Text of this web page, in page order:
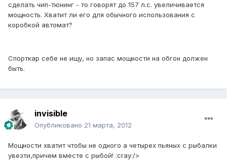
сделать чип-тюнинг - то говорят до 157 л.с. увеличивается
мощность. Хватит ли его для обычного использования с
коробкой автомат?
Спорткар себе не ищу, но запас мощности на обгон должен
быть.
invisible
Опубликовано 21 марта, 2012
Мощности хватит чтобы не одного а четырех пьяных с рыбалки
увезти,причем вместе с рыбой! :cray:/>